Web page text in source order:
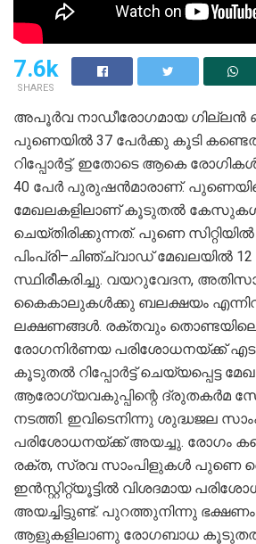
7.6k
SHARES
അപൂർവ നാഡീരോഗമായ ഗില്ലൻ
പുണെയിൽ 37 പേർക്കു കൂടി
റിപ്പോർട്ട്. ഇതോടെ ആകെ
40 പേർ പുരുഷൻമാരാണ്.
മേഖലകളിലാണ് കൂടുതൽ കേസുകൾ
ചെയ്തിരിക്കുന്നത്. പുണെ സിറ്റിയിൽ
പിംപ്രി–ചിഞ്ച്‌വാഡ് മേഖലയിൽ
സ്ഥിരീകരിച്ചു. വയറുവേദന,
കൈകാലുകൾക്കു ബലക്ഷയം
ലക്ഷണങ്ങൾ. രക്തവും
രോഗനിർണയ പരിശോധനയ്ക്ക്
കൂടുതൽ റിപ്പോർട്ട് ചെയ്യപ്പെട്ട
ആരോഗ്യവകുപ്പിന്റെ ദ്രുതകർമ
നടത്തി. ഇവിടെനിന്നു ശുദ്ധജല
പരിശോധനയ്ക്ക് അയച്ചു. രോഗം
രക്ത, സ്രവ സാംപിളുകൾ പുണെ
ഇൻസ്റ്റിറ്റ്യൂട്ടിൽ വിശദമായ
അയച്ചിട്ടുണ്ട്. പുറത്തുനിന്നു ഭക്ഷണം
ആളുകളിലാണു രോഗബാധ